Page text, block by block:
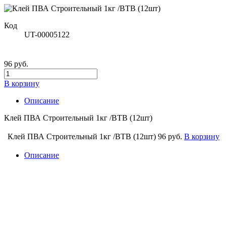
Код
UT-00005122
96 руб.
В корзину
Описание
Клей ПВА Строительный 1кг /ВТВ (12шт)
Клей ПВА Строительный 1кг /ВТВ (12шт) 96 руб. В корзину
Описание